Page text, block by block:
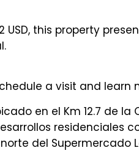
USD, this property
a visit and learn
en el Km 12.7 de
residenciales
del Supermercado